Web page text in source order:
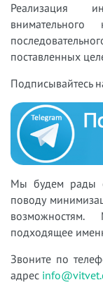
Реализация
поставленных
Подписывайтесь
Мы будем рады
поводу
подходящее
Звоните по
адрес